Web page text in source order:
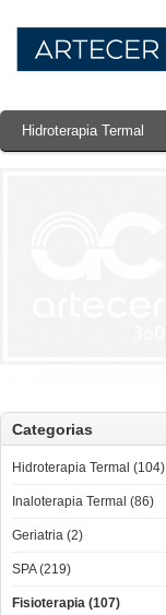
Hidroterapia Termal
Categorias
Hidroterapia Termal (104)
Inaloterapia Termal (86)
Geriatria (2)
SPA (219)
Fisioterapia (107)